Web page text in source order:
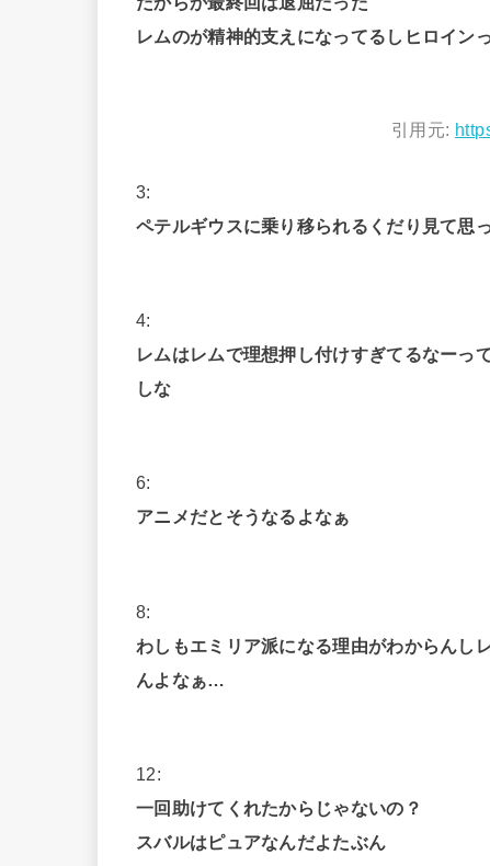
レムのが精神的支えになってるしヒロイン
引用元:
3:
ペテルギウスに乗り移られるくだり見て思
4:
レムはレムで理想押し付けすぎてるなーっ
しな
6:
アニメだとそうなるよなぁ
8:
わしもエミリア派になる理由がわからんし
んよなぁ…
12:
一回助けてくれたからじゃないの？
スバルはピュアなんだよたぶん